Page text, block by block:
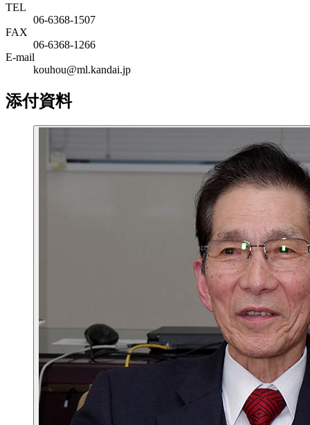
TEL
06-6368-1507
FAX
06-6368-1266
E-mail
kouhou@ml.kandai.jp
添付資料